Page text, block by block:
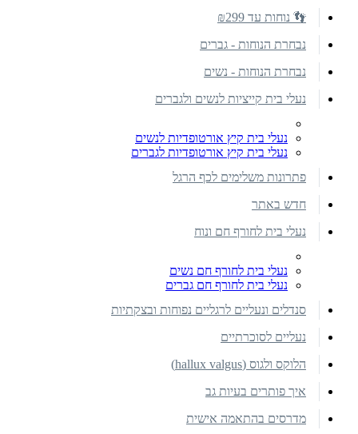
👣 נוחות עד ₪299
נבחרת הנוחות - גברים
נבחרת הנוחות - נשים
נעלי בית קייציות לנשים ולגברים
נעלי בית קיץ אורטופדיות לנשים
נעלי בית קיץ אורטופדיות לגברים
פתרונות משלימים לכף הרגל
חדש באתר
נעלי בית לחורף חם ונוח
נעלי בית לחורף חם נשים
נעלי בית לחורף חם גברים
סנדלים ונעליים לרגליים נפוחות ובצקתיות
נעליים לסוכרתיים
הלוקס ולגוס (hallux valgus)
איך פותרים בעיות גב
מדרסים בהתאמה אישית